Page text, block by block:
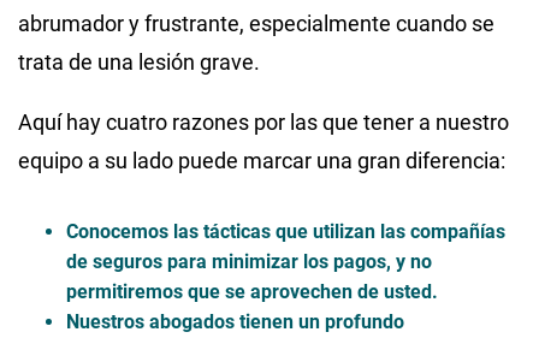
abrumador y frustrante, especialmente cuando se
trata de una lesión grave.
Aquí hay cuatro razones por las que tener a nuestro
equipo a su lado puede marcar una gran diferencia:
Conocemos las tácticas que utilizan las compañías
de seguros para minimizar los pagos, y no
permitiremos que se aprovechen de usted.
Nuestros abogados tienen un profundo